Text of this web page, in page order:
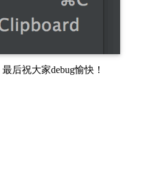
后祝大家debug愉快！